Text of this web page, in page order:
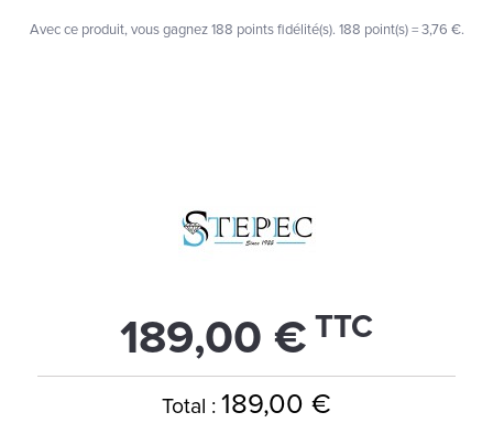
Avec ce produit, vous gagnez188 points fidélité(s). 188 point(s) =3,76 €.
189,00 € TTC
Total : 189,00 €